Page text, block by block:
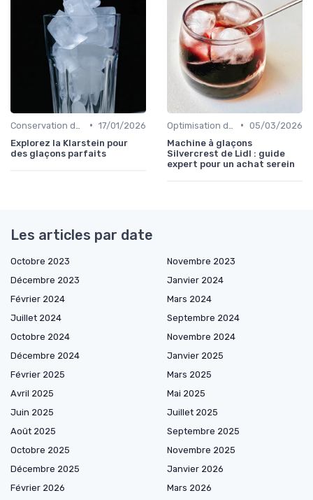
• 17/01/2026
Explorez la Klarstein pour
des glaçons parfaits
• 05/03/2026
Machine à glaçons
Silvercrest de Lidl : guide
expert pour un achat serein
Les articles par date
Octobre 2023
Novembre 2023
Décembre 2023
Janvier 2024
Février 2024
Mars 2024
Juillet 2024
Septembre 2024
Octobre 2024
Novembre 2024
Décembre 2024
Janvier 2025
Février 2025
Mars 2025
Avril 2025
Mai 2025
Juin 2025
Juillet 2025
Août 2025
Septembre 2025
Octobre 2025
Novembre 2025
Décembre 2025
Janvier 2026
Février 2026
Mars 2026